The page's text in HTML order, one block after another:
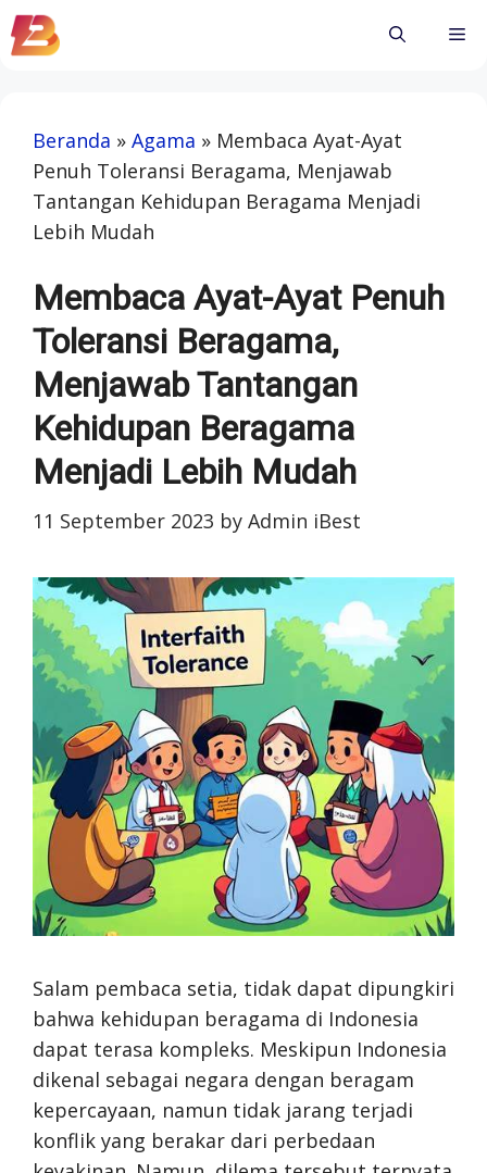
Skip
to
Beranda » Agama » Membaca Ayat-Ayat
Penuh Toleransi Beragama, Menjawab
Tantangan Kehidupan Beragama Menjadi
Lebih Mudah
Membaca Ayat-Ayat Penuh
Toleransi Beragama,
Menjawab Tantangan
Kehidupan Beragama
Menjadi Lebih Mudah
11 September 2023 by Admin iBest
Salam pembaca setia, tidak dapat dipungkiri
bahwa kehidupan beragama di Indonesia
dapat terasa kompleks. Meskipun Indonesia
dikenal sebagai negara dengan beragam
kepercayaan, namun tidak jarang terjadi
konflik yang berakar dari perbedaan